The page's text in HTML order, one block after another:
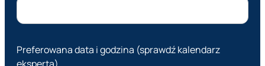
Preferowana data i godzina (sprawdź kalendarz